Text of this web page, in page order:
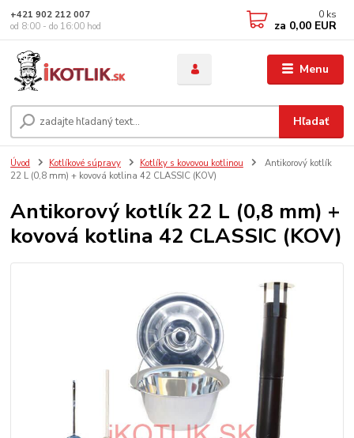
Menu
Hľadať
+421 902 212 007
od 8:00 - do 16:00 hod
0 ks
za 0,00 EUR
Úvod Kotlíkové súpravy Kotlíky s kovovou kotlinou
Antikorový kotlík
22 L (0,8 mm) + kovová kotlina 42 CLASSIC (KOV)
Antikorový kotlík 22 L (0,8 mm) +
kovová kotlina 42 CLASSIC (KOV)